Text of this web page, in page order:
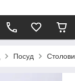
Посуд